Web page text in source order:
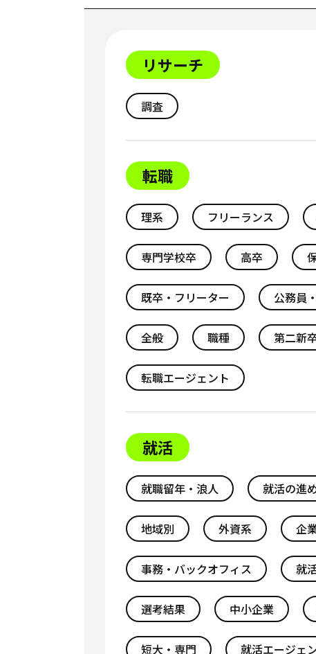
リサーチ
調査
転職
理系 フリーランス
専門学校卒 高卒
既卒・フリーター 公務員
全般 職種 第二新
転職エージェント
就活
就職留年・浪人 就活の進
地域別 外資系 企
事務・バックオフィス 就
選考結果 中小企業
短大・専門 就活エージェ